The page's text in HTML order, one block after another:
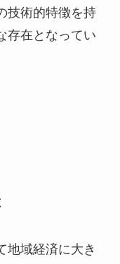
技術的特徴を持
存在となってい
地域経済に大き